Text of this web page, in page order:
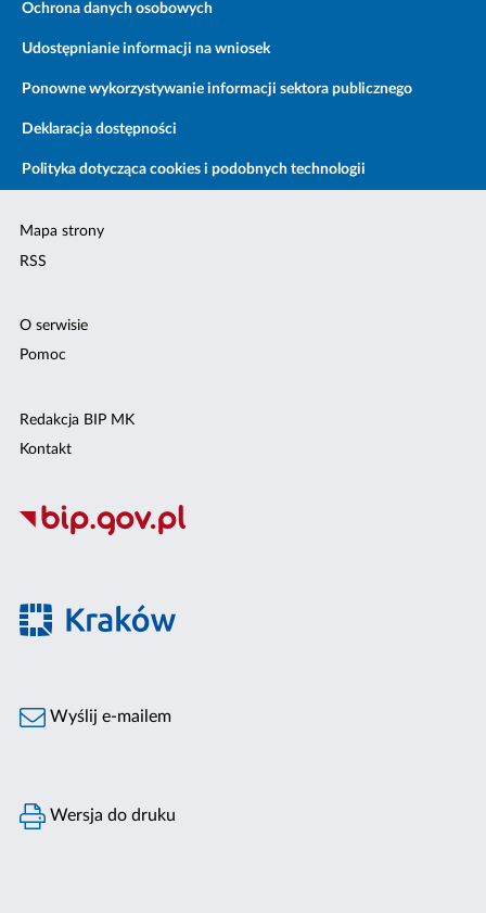
Ochrona danych osobowych
Udostępnianie informacji na wniosek
Ponowne wykorzystywanie informacji sektora publicznego
Deklaracja dostępności
Polityka dotycząca cookies i podobnych technologii
Mapa strony
RSS
O serwisie
Pomoc
Redakcja BIP MK
Kontakt
Wyślij e-mailem
Wersja do druku